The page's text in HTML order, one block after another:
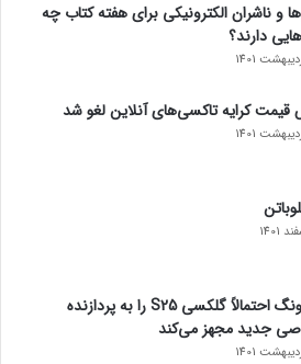
و ناشران الکترونیکی برای هفته کتاب چه
دارند؟
قیمت کرایه تاکسی‌های آنلاین لغو شد
سامسونگ احتمالاً گلکسی S25 را به پردازنده
جدید مجهز می‌کند